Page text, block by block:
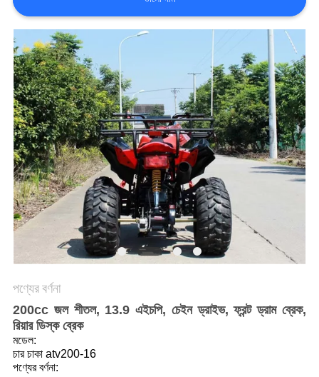
সাইট
ম্যাপ
গোপনীয়তা
নীতি
পণ্যের বর্ণনা
200cc জল শীতল, 13.9 এইচপি, চেইন ড্রাইভ, ফ্রন্ট ড্রাম ব্রেক,
রিয়ার ডিস্ক ব্রেক
মডেল:
চার চাকা atv200-16
পণ্যের বর্ণনা: